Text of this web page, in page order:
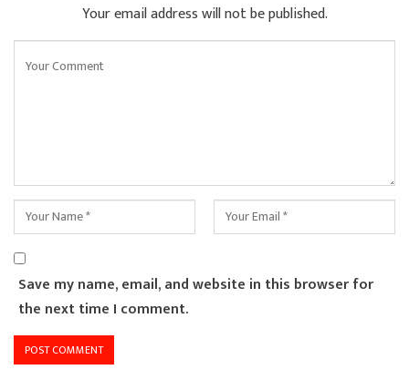
Your email address will not be published.
Save my name, email, and website in this browser for
the next time I comment.